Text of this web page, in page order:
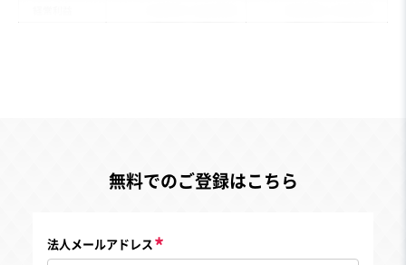
無料でのご登録はこちら
法人メールアドレス